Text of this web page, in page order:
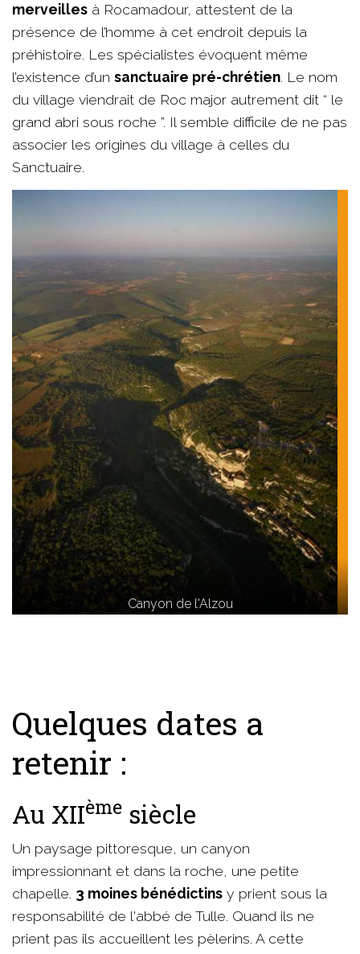
merveilles à Rocamadour, attestent de la
présence de l’homme à cet endroit depuis la
préhistoire. Les spécialistes évoquent même
l’existence d’un sanctuaire pré-chrétien. Le nom
du village viendrait de Roc major autrement dit “ le
grand abri sous roche ”. Il semble difficile de ne pas
associer les origines du village à celles du
Sanctuaire.
Canyon de l'Alzou
Quelques dates a
retenir :
Au XIIème siècle
Un paysage pittoresque, un canyon
impressionnant et dans la roche, une petite
chapelle. 3 moines bénédictins y prient sous la
responsabilité de l'abbé de Tulle. Quand ils ne
prient pas ils accueillent les pèlerins. A cette